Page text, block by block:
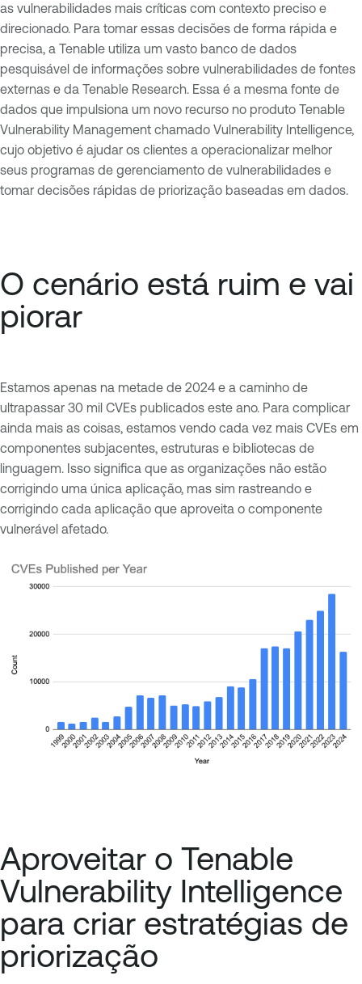
as vulnerabilidades mais críticas com contexto preciso e
direcionado. Para tomar essas decisões de forma rápida e
precisa, a Tenable utiliza um vasto banco de dados
pesquisável de informações sobre vulnerabilidades de fontes
externas e da Tenable Research. Essa é a mesma fonte de
dados que impulsiona um novo recurso no produto Tenable
Vulnerability Management chamado Vulnerability Intelligence,
cujo objetivo é ajudar os clientes a operacionalizar melhor
seus programas de gerenciamento de vulnerabilidades e
tomar decisões rápidas de priorização baseadas em dados.
O cenário está ruim e vai
piorar
Estamos apenas na metade de 2024 e a caminho de
ultrapassar 30 mil CVEs publicados este ano. Para complicar
ainda mais as coisas, estamos vendo cada vez mais CVEs em
componentes subjacentes, estruturas e bibliotecas de
linguagem. Isso significa que as organizações não estão
corrigindo uma única aplicação, mas sim rastreando e
corrigindo cada aplicação que aproveita o componente
vulnerável afetado.
Aproveitar o Tenable
Vulnerability Intelligence
para criar estratégias de
priorização